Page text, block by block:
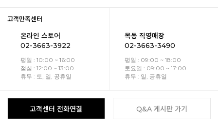
고객만족센터
온라인 스토어
02-3663-3922
평일 : 10:00 ~ 16:00
점심 : 12:00 ~ 13:00
휴무 : 토, 일, 공휴일
목동 직영매장
02-3663-3490
평일 : 09:00 ~ 18:00
토요일 : 09:00 ~ 17:00
휴무 : 일, 공휴일
고객센터 전화연결 Q&A 게시판 가기